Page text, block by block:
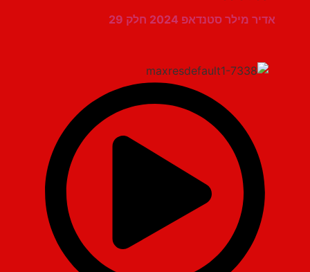
אדיר מילר סטנדאפ 2024 חלק 29